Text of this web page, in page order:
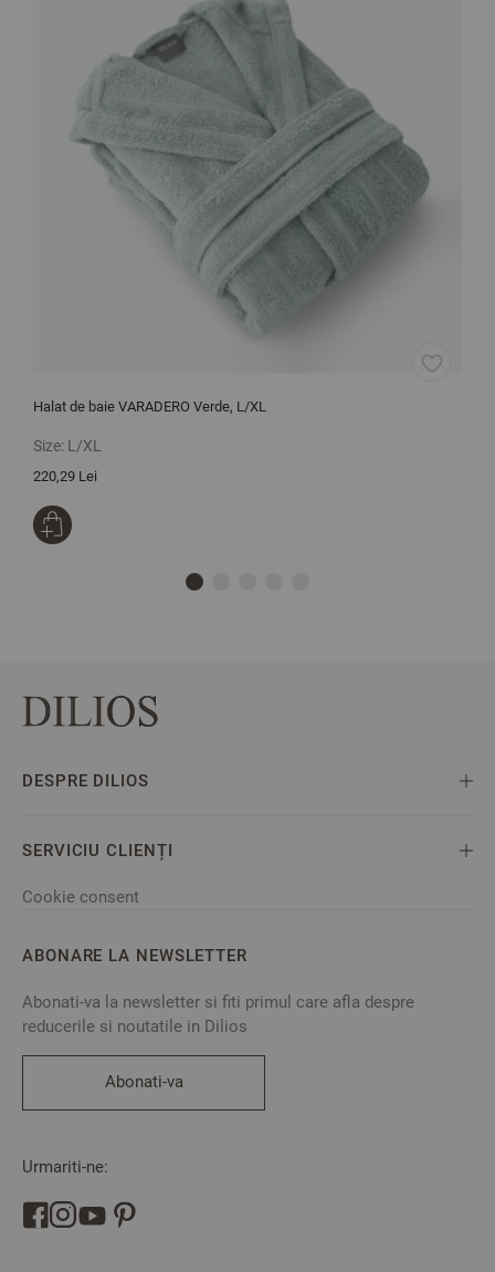
Halat de baie VARADERO Verde, L/XL
Size: L/XL
220,29 Lei
DESPRE DILIOS
SERVICIU CLIENȚI
Cookie consent
ABONARE LA NEWSLETTER
Abonati-va la newsletter si fiti primul care afla despre
reducerile si noutatile in Dilios
Abonati-va
Urmariti-ne: